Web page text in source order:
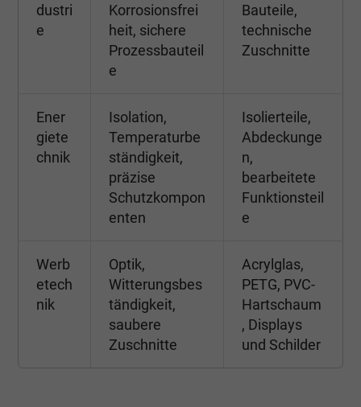
dustri
e
Korrosionsfrei
heit, sichere
Prozessbauteil
e
Bauteile,
technische
Zuschnitte
Ener
giete
chnik
Isolation,
Temperaturbe
ständigkeit,
präzise
Schutzkompon
enten
Isolierteile,
Abdeckunge
n,
bearbeitete
Funktionsteil
e
Werb
etech
nik
Optik,
Witterungsbes
tändigkeit,
saubere
Zuschnitte
Acrylglas,
PETG, PVC-
Hartschaum
, Displays
und Schilder